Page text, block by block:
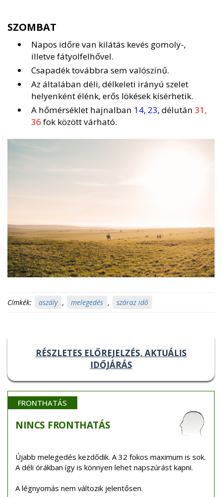
SZOMBAT
Napos időre van kilátás kevés gomoly-,
illetve fátyolfelhővel.
Csapadék továbbra sem valószínű.
Az általában déli, délkeleti irányú szelet
helyenként élénk, erős lökések kísérhetik.
A hőmérséklet hajnalban 14, 23, délután 31,
36 fok között várható.
Címkék: aszály , melegedés , száraz idő
RÉSZLETES ELŐREJELZÉS, AKTUÁLIS
IDŐJÁRÁS
FRONTHATÁS
NINCS FRONTHATÁS
Újabb melegedés kezdődik. A 32 fokos maximum is sok.
A déli órákban így is könnyen lehet napszúrást kapni.
A légnyomás nem változik jelentősen.